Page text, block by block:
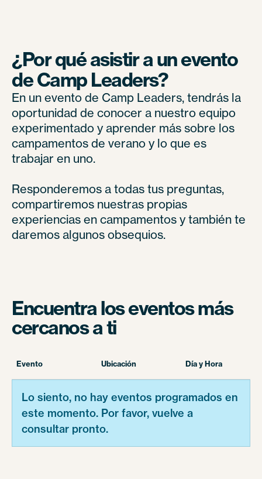
¿Por qué asistir a un evento
de Camp Leaders?
En un evento de Camp Leaders, tendrás la
oportunidad de conocer a nuestro equipo
experimentado y aprender más sobre los
campamentos de verano y lo que es
trabajar en uno.
Responderemos a todas tus preguntas,
compartiremos nuestras propias
experiencias en campamentos y también te
daremos algunos obsequios.
Encuentra los eventos más
cercanos a ti
Evento Ubicación Día y Hora
Lo siento, no hay eventos programados en
este momento. Por favor, vuelve a
consultar pronto.